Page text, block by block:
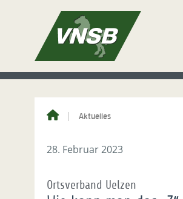
Aktuelles
28. Februar 2023
Ortsverband Uelzen